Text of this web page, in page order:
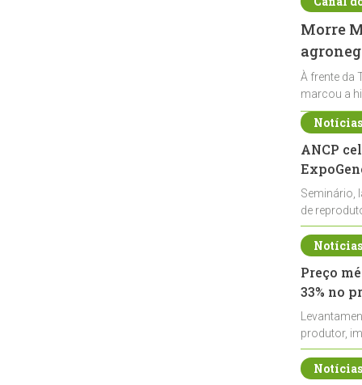
Morre
À frente da
marcou a
ANCP
Seminário,
de
durante a
Preço
33% no
produtor,
de leite cru